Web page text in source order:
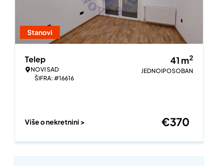
Stanovi
Telep
NOVI SAD
ŠIFRA: #16616
41 m2
JEDNOIPOSOBAN
Više o nekretnini > €370